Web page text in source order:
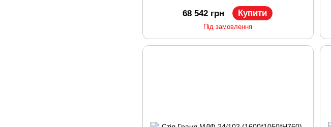
68 542 грн Купити
Під замовлення